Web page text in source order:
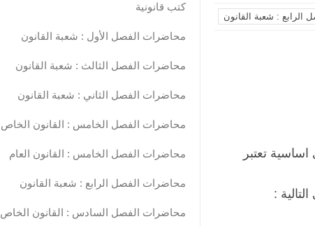
: شعبة القانون
تعتبر
:
كتب قانونية
محاضرات الفصل الأول : شعبة القانون
محاضرات الفصل الثالث : شعبة القانون
محاضرات الفصل الثاني : شعبة القانون
محاضرات الفصل الخامس : القانون الخاص
محاضرات الفصل الخامس : القانون العام
محاضرات الفصل الرابع : شعبة القانون
محاضرات الفصل السادس : القانون الخاص